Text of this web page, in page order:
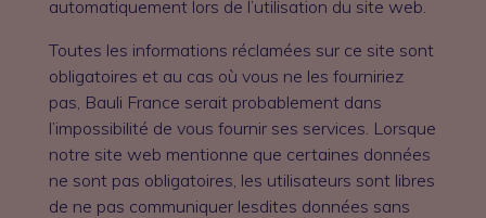
automatiquement lors de l’utilisation du site web.
Toutes les informations réclamées sur ce site sont
obligatoires et au cas où vous ne les fourniriez
pas, Bauli France serait probablement dans
l’impossibilité de vous fournir ses services. Lorsque
notre site web mentionne que certaines données
ne sont pas obligatoires, les utilisateurs sont libres
de ne pas communiquer lesdites données sans